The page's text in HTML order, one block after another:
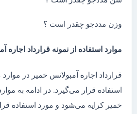
وزن مددجو چقدر است ؟
موارد استفاده از نمونه قرارداد اجاره
قرارداد اجاره آمبولانس خمیر در
استفاده قرار می‌گیرد. در ادامه به
خمیر کرایه می‌شود و مورد استفاده